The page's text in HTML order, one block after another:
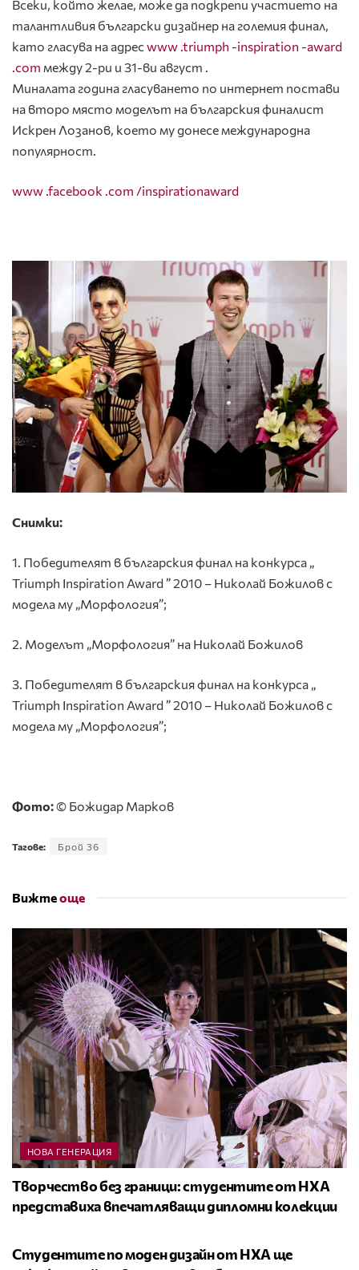
Всеки, който желае, може да подкрепи участието на
талантливия български дизайнер на големия финал,
като гласува на адрес www .triumph -inspiration -award
.com между 2-ри и 31-ви август .
Миналата година гласуването по интернет постави
на второ място моделът на българския финалист
Искрен Лозанов, което му донесе международна
популярност.
www .facebook .com /inspirationaward
Снимки:
1. Победителят в българския финал на конкурса „
Triumph Inspiration Award ” 2010 – Николай Божилов с
модела му „Морфология”;
2. Моделът „Морфология” на Николай Божилов
3. Победителят в българския финал на конкурса „
Triumph Inspiration Award ” 2010 – Николай Божилов с
модела му „Морфология”;
Фото:© Божидар Марков
Тагове: Брой 36
Вижтеоще
НОВА ГЕНЕРАЦИЯ
Творчество без граници: студентите от НХА
представиха впечатляващи дипломни колекции
Студентите по моден дизайн от НХА ще